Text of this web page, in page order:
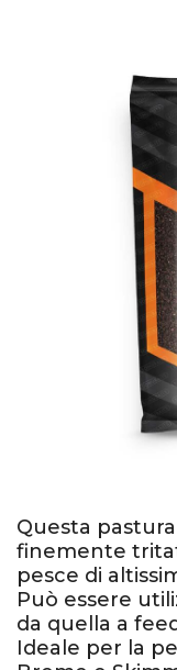
Questa
finemente
pesce di
Può essere
da quella a
Ideale per la